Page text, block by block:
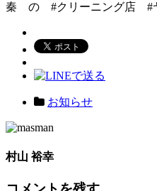
秦 の #クリーニング店 #
お知らせ
村山 裕幸